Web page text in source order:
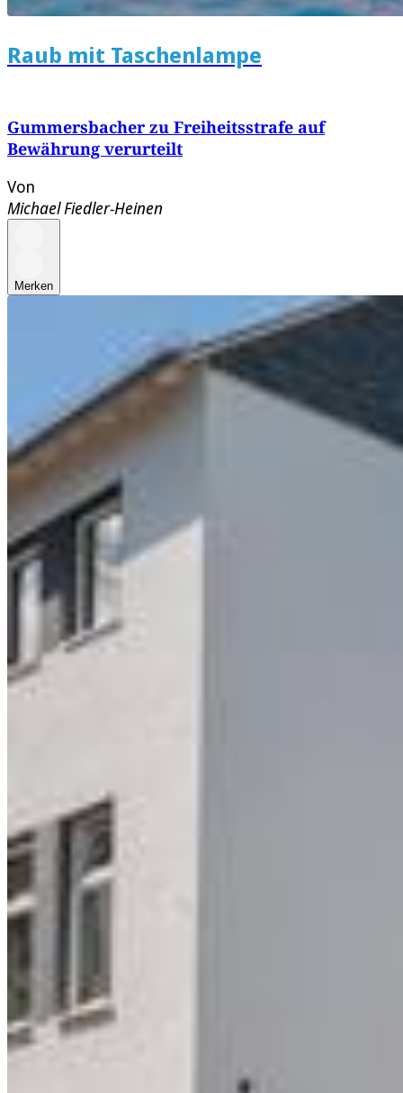
Raub mit Taschenlampe
Gummersbacher zu Freiheitsstrafe auf
Bewährung verurteilt
Von
Michael Fiedler-Heinen
Merken